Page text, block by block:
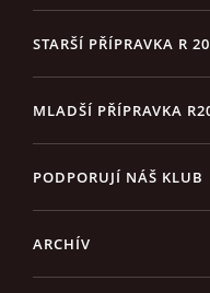
STARŠÍ PŘÍPRAVKA R
MLADŠÍ PŘÍPRAVKA
PODPORUJÍ NÁŠ KLUB
ARCHÍV